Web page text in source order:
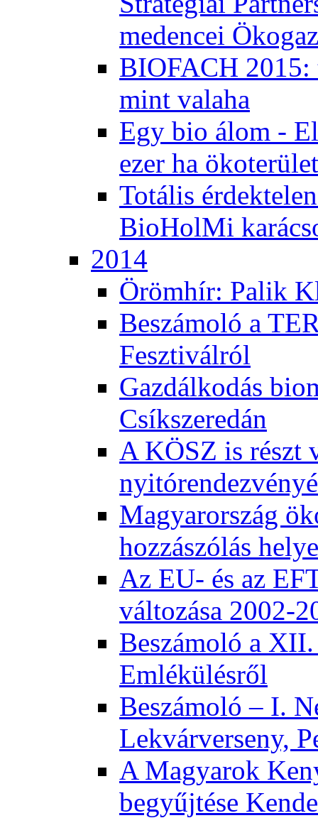
medencei
BIOFACH
mint valaha
Egy bio álom -
ezer ha
Totális
BioHolMi
2014
Örömhír: Palik
Beszámoló a
Fesztiválról
Gazdálkodás
Csíkszeredán
A KÖSZ is részt
Magyarország
hozzászólás
Az EU- és az
változása 2002-
Beszámoló a
Emlékülésről
Beszámoló – I.
Lekvárverseny,
A Magyarok
begyűjtése